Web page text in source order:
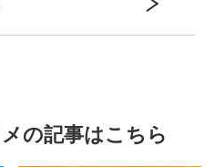
の記事はこちら